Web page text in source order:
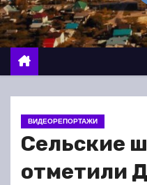
о
м
у
ВИДЕОРЕПОРТАЖИ
Сельские
отметили